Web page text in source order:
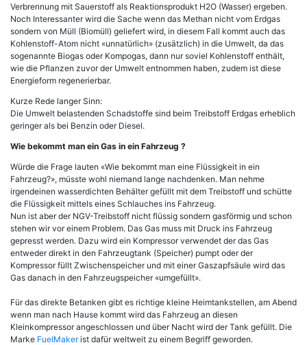
Verbrennung mit Sauerstoff als Reaktionsprodukt H2O (Wasser) ergeben.
Noch Interessanter wird die Sache wenn das Methan nicht vom Erdgas
sondern von Müll (Biomüll) geliefert wird, in diesem Fall kommt auch das
Kohlenstoff-Atom nicht «unnatürlich» (zusätzlich) in die Umwelt, da das
sogenannte Biogas oder Kompogas, dann nur soviel Kohlenstoff enthält,
wie die Pflanzen zuvor der Umwelt entnommen haben, zudem ist diese
Energieform regenerierbar.
Kurze Rede langer Sinn:
Die Umwelt belastenden Schadstoffe sind beim Treibstoff Erdgas erheblich
geringer als bei Benzin oder Diesel.
Wie bekommt man ein Gas in ein Fahrzeug ?
Würde die Frage lauten «Wie bekommt man eine Flüssigkeit in ein
Fahrzeug?», müsste wohl niemand lange nachdenken. Man nehme
irgendeinen wasserdichten Behälter gefüllt mit dem Treibstoff und schütte
die Flüssigkeit mittels eines Schlauches ins Fahrzeug.
Nun ist aber der NGV-Treibstoff nicht flüssig sondern gasförmig und schon
stehen wir vor einem Problem. Das Gas muss mit Druck ins Fahrzeug
gepresst werden. Dazu wird ein Kompressor verwendet der das Gas
entweder direkt in den Fahrzeugtank (Speicher) pumpt oder der
Kompressor füllt Zwischenspeicher und mit einer Gaszapfsäule wird das
Gas danach in den Fahrzeugspeicher «umgefüllt».
Für das direkte Betanken gibt es richtige kleine Heimtankstellen, am Abend
wenn man nach Hause kommt wird das Fahrzeug an diesen
Kleinkompressor angeschlossen und über Nacht wird der Tank gefüllt. Die
Marke FuelMakerist dafür weltweit zu einem Begriff geworden.